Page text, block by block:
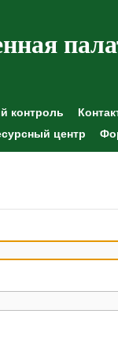
контроль
центр